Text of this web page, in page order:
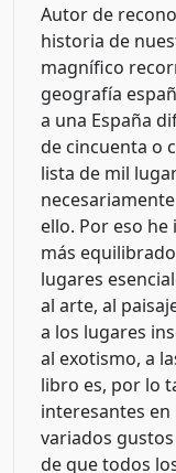
Autor de
historia de
magnífico
geografía
a una España
de cincuenta o
lista de mil
ello. Por eso
más
lugares
al arte, al
a los lugares
al exotismo, a
libro es, por lo
interesantes
variados
de que todos